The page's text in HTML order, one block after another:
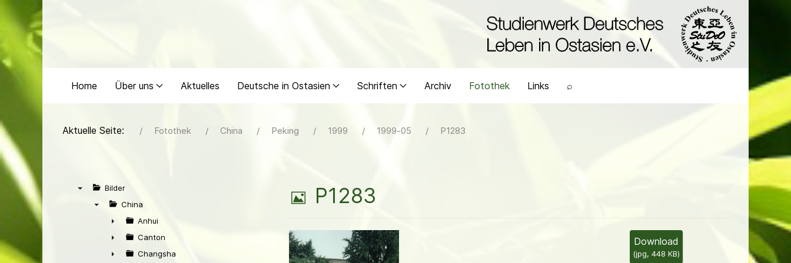
Home Über uns Aktuelles Deutsche in Ostasien Schriften Archiv Fotothek Links ⌕
Aktuelle Seite: Fotothek China Peking 1999 1999-05 P1283
Bilder
China
►
Anhui
►
Canton
Changsha
B
l
P1283
Download
(jpg, 448 KB)